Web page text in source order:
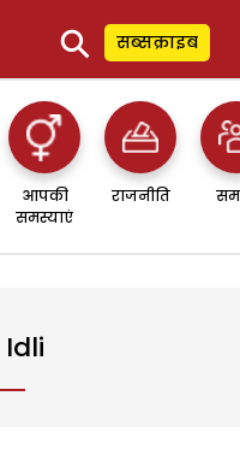
⚲ सब्सक्राइब
आपकी
समस्याएं
राजनीति